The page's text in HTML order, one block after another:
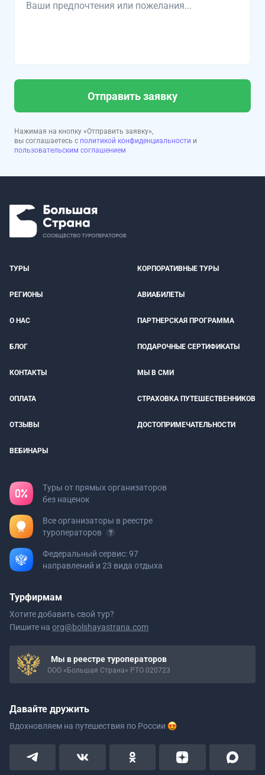
Отправить заявку
Нажимая на кнопку «Отправить заявку»,
вы соглашаетесь с политикой конфиденциальности и
пользовательским соглашением
ТУРЫ КОРПОРАТИВНЫЕ ТУРЫ
РЕГИОНЫ АВИАБИЛЕТЫ
О НАС ПАРТНЕРСКАЯ ПРОГРАММА
БЛОГ ПОДАРОЧНЫЕ СЕРТИФИКАТЫ
КОНТАКТЫ МЫ В СМИ
ОПЛАТА СТРАХОВКА ПУТЕШЕСТВЕННИКОВ
ОТЗЫВЫ ДОСТОПРИМЕЧАТЕЛЬНОСТИ
ВЕБИНАРЫ
Туры от прямых организаторов
без наценок
Все организаторы в реестре
туроператоров
Федеральный сервис: 97
направлений и 23 вида отдыха
Турфирмам
Хотите добавить свой тур?
Пишите на org@bolshayastrana.com
Мы в реестре туроператоров
ООО «Большая Страна» РТО 020723
Давайте дружить
Вдохновляем на путешествия по России